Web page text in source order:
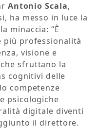
Antonio Scala,
ha messo in luce la
minaccia: “È
più professionalità
visione e
sfruttano la
cognitivi delle
competenze
psicologiche
digitale diventi
il direttore.